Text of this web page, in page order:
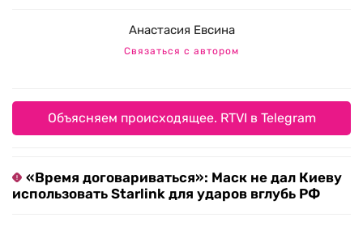
Анастасия Евсина
Связаться с автором
Объясняем происходящее. RTVI в Telegram
«Время договариваться»: Маск не дал Киеву
использовать Starlink для ударов вглубь РФ